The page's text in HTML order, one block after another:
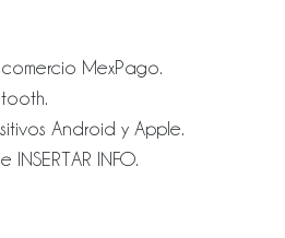
MexPago.
Android y Apple.
INFO.